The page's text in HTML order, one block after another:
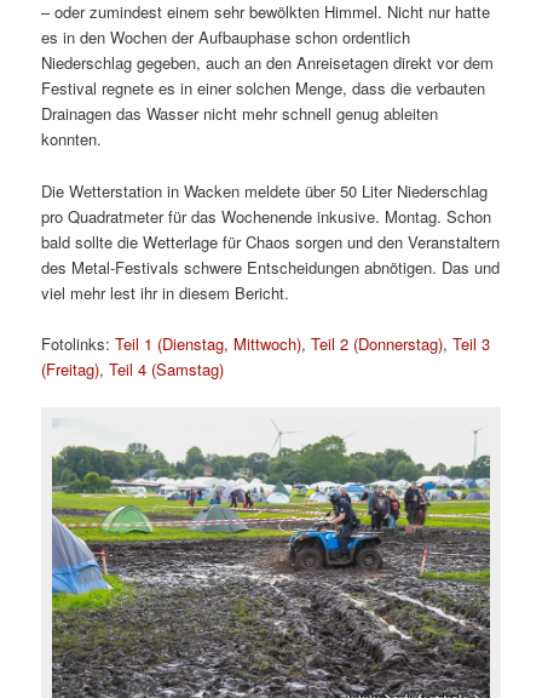
– oder zumindest einem sehr bewölkten Himmel. Nicht nur hatte
es in den Wochen der Aufbauphase schon ordentlich
Niederschlag gegeben, auch an den Anreisetagen direkt vor dem
Festival regnete es in einer solchen Menge, dass die verbauten
Drainagen das Wasser nicht mehr schnell genug ableiten
konnten.
Die Wetterstation in Wacken meldete über 50 Liter Niederschlag
pro Quadratmeter für das Wochenende inkusive. Montag. Schon
bald sollte die Wetterlage für Chaos sorgen und den Veranstaltern
des Metal-Festivals schwere Entscheidungen abnötigen. Das und
viel mehr lest ihr in diesem Bericht.
Fotolinks:Teil 1 (Dienstag, Mittwoch),Teil 2 (Donnerstag),Teil 3
(Freitag),Teil 4 (Samstag)